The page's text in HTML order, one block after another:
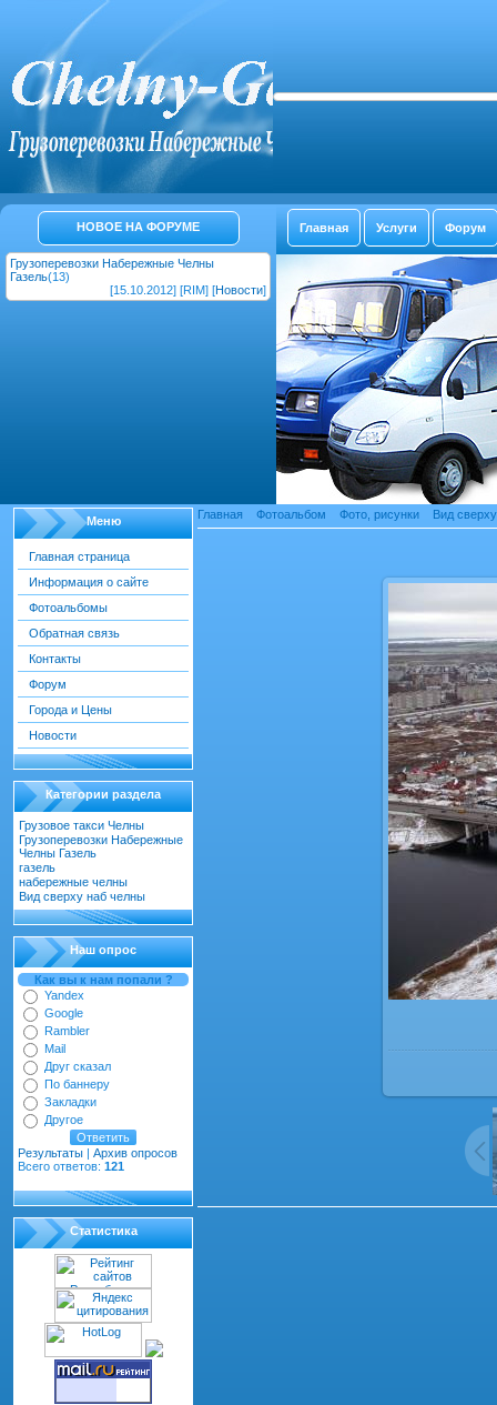
НОВОЕ НА ФОРУМЕ
Грузоперевозки Набережные Челны
Газель(13)
[15.10.2012] [RIM] [Новости]
Главная Услуги Форум
Меню
Главная страница
Информация о сайте
Фотоальбомы
Обратная связь
Контакты
Форум
Города и Цены
Новости
Категории раздела
Грузовое такси Челны
Грузоперевозки Набережные
Челны Газель
газель
набережные челны
Вид сверху наб челны
Наш опрос
Как вы к нам попали ?
Yandex
Google
Rambler
Mail
Друг сказал
По баннеру
Закладки
Другое
Результаты | Архив опросов
Всего ответов: 121
Статистика
Главная Фотоальбом Фото, рисунки Вид